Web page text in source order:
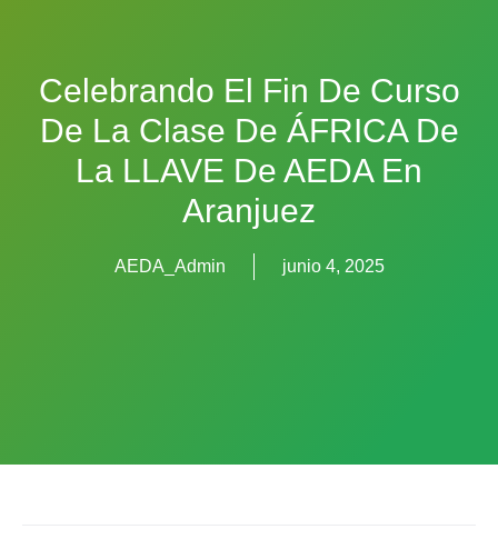
Celebrando El Fin De Curso
De La Clase De ÁFRICA De
La LLAVE De AEDA En
Aranjuez
AEDA_Admin junio 4, 2025